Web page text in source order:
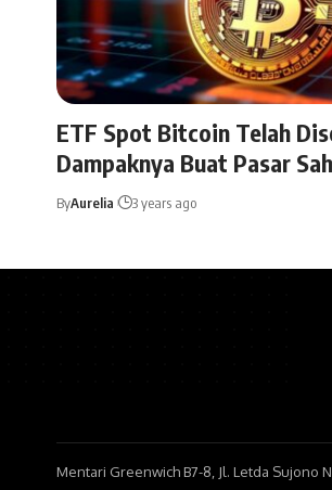
ETF Spot Bitcoin Telah
Dampaknya Buat Pasar
ByAurelia 3 years ago
Mentari Greenwich B7-8, Jl. Letda Sujono